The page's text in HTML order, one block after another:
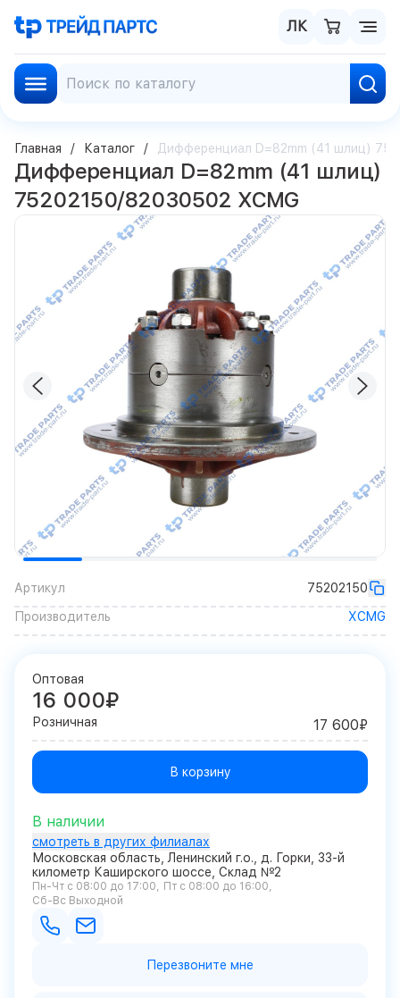
ЛК
Главная Каталог Дифференциал D=82mm (41 шлиц)
Дифференциал D=82mm (41 шлиц)
75202150/82030502 XCMG
Артикул
75202150
Производитель
XCMG
Оптовая
16 000₽
Розничная 17 600₽
В корзину
В наличии
смотреть в других филиалах
Московская область, Ленинский г.о., д. Горки, 33-й
километр Каширского шоссе, Склад №2
Пн-Чт с 08:00 до 17:00
Пт с 08:00 до 16:00
Сб-Вс Выходной
Перезвоните мне